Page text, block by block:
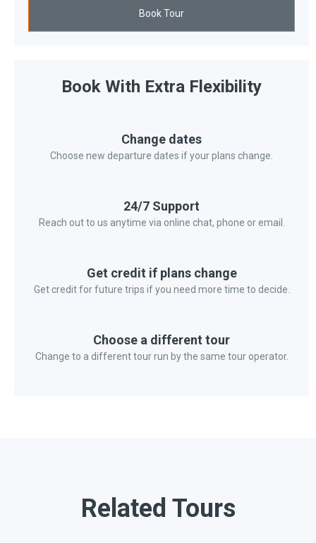
Book Tour
Book With Extra Flexibility
Change dates
Choose new departure dates if your plans change.
24/7 Support
Reach out to us anytime via online chat, phone or email.
Get credit if plans change
Get credit for future trips if you need more time to decide.
Choose a different tour
Change to a different tour run by the same tour operator.
Related Tours